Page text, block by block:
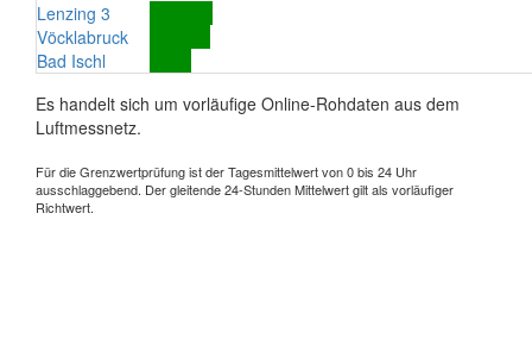
Lenzing 3
Vöcklabruck
Bad Ischl
Es handelt sich um vorläufige Online-Rohdaten aus dem
Luftmessnetz.
Für die Grenzwertprüfung ist der Tagesmittelwert von 0 bis 24 Uhr
ausschlaggebend. Der gleitende 24-Stunden Mittelwert gilt als vorläufiger
Richtwert.